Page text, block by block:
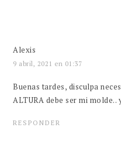
Alexis
9 abril, 2021 en 01:37
Buenas tardes, disculpa
ALTURA debe ser mi
RESPONDER